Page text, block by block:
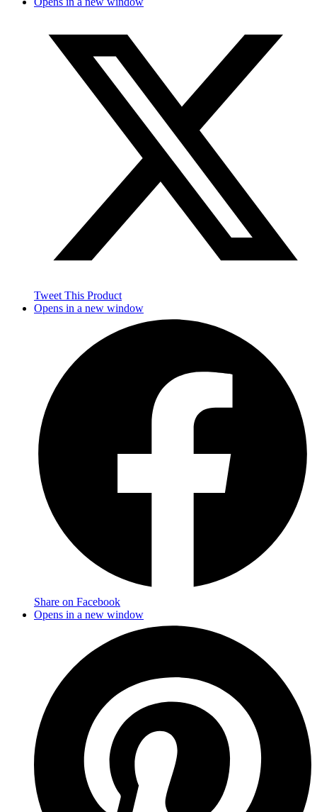
Tweet This Product
Opens in a new window
Share on Facebook
Opens in a new window